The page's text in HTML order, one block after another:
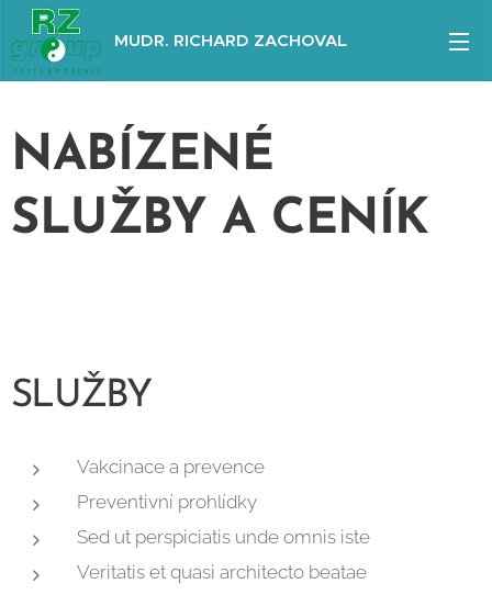
MUDR. RICHARD ZACHOVAL
NABÍZENÉ
SLUŽBY A CENÍK
SLUŽBY
Vakcinace a prevence
Preventivní prohlídky
Sed ut perspiciatis unde omnis iste
Veritatis et quasi architecto beatae